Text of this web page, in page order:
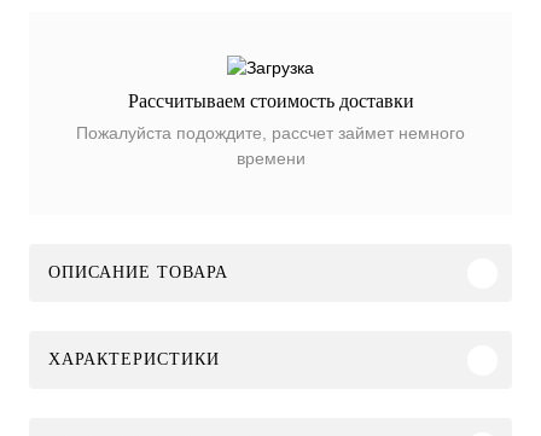
Рассчитываем стоимость доставки
Пожалуйста подождите, рассчет займет немного
времени
ОПИСАНИЕ ТОВАРА
ХАРАКТЕРИСТИКИ